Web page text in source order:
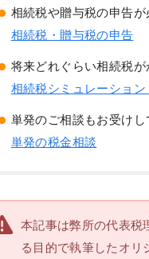
相続税や贈与税の申告が
相続税・贈与税の申告
将来どれぐらい相続税
相続税シミュレーション
単発のご相談もお受けし
単発の税金相談
本記事は弊所の代表税
る目的で執筆したオリ